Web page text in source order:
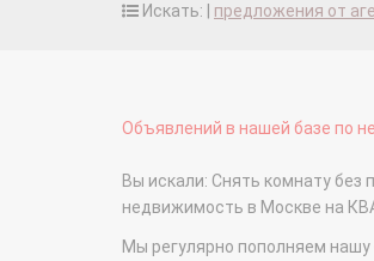
Искать: | предложения от
Объявлений в нашей базе по
Вы искали: Снять комнату
недвижимость в Москве на
Мы регулярно пополняем